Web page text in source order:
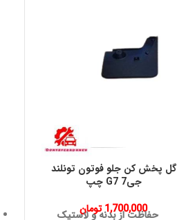
گل پخش كن جلو فوتون تونلند
جی7 G7 چپ
1,700,000تومان
حفاظت از بدنه و لاستیک